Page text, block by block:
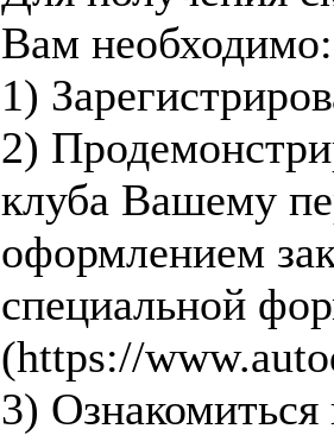
Вам необходимо:
1)
2)
клуба Вашему
оформлением
специальной
(https://
3) Ознакомиться